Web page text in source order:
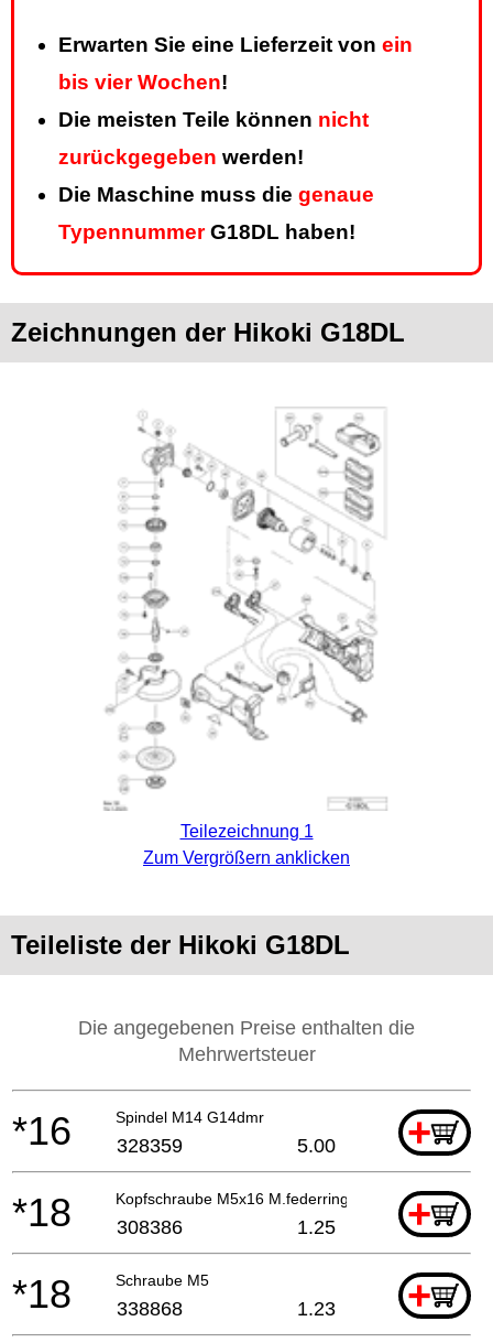
Erwarten Sie eine Lieferzeit von ein
bis vier Wochen!
Die meisten Teile können nicht
zurückgegeben werden!
Die Maschine muss die genaue
TypennummerG18DL haben!
Zeichnungen der Hikoki G18DL
Teilezeichnung 1
Zum Vergrößern anklicken
Teileliste der Hikoki G18DL
Die angegebenen Preise enthalten die
Mehrwertsteuer
Spindel M14 G14dmr +
*16 328359 5.00
Kopfschraube M5x16 M.federring +
*18 308386 1.25
Schraube M5 +
*18 338868 1.23